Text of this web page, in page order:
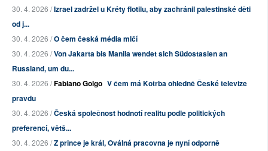
30. 4. 2026 /Izrael zadržel u Kréty flotilu, aby zachránil palestinské děti
od j...
30. 4. 2026 /O čem česká média mlčí
30. 4. 2026 /Von Jakarta bis Manila wendet sich Südostasien an
Russland, um du...
30. 4. 2026 /Fabiano Golgo V čem má Kotrba ohledně České televize
pravdu
30. 4. 2026 /Česká společnost hodnotí realitu podle politických
preferencí, větš...
30. 4. 2026 /Z prince je král, Oválná pracovna je nyní odporně